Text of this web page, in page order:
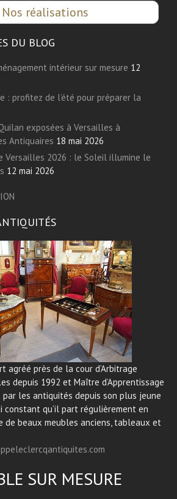
Nos réalisations
DU BLOG
intérieur sur mesure 12
: profitez de l’été pour préparer la
exposées à Versailles à
Antiquaires 18 mai 2026
Versailles 2026 : le Soleil illumine le
12 mai 2026
agréé près de la cour d’Arbitrage
depuis 1992 et Maître d’Apprentissage
par les antiquités depuis son plus jeune
constant qu’il part régulièrement en
de beaux meubles anciens, tableaux et
SUR MESURE